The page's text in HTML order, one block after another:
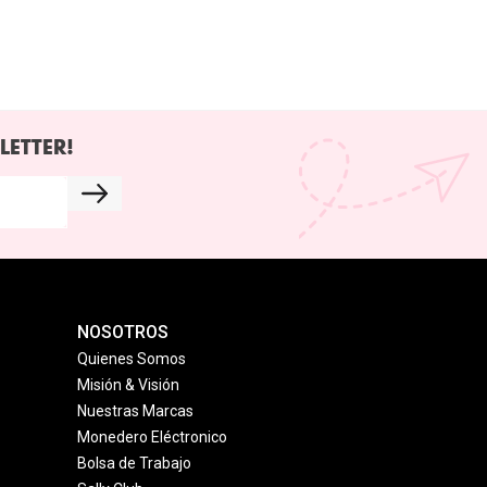
NOSOTROS
Quienes Somos
Misión & Visión
Nuestras Marcas
Monedero Eléctronico
Bolsa de Trabajo